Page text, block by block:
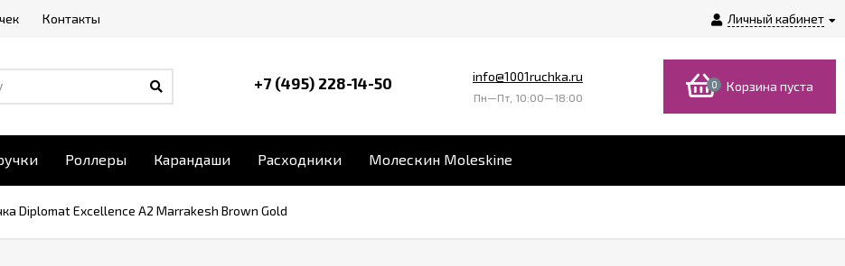
Личный кабинет
Контакты
+7 (495) 228-14-50 info@1001ruchka.ru
Пн—Пт, 10:00—18:00
0 Корзина пуста
Роллеры Карандаши Расходники Молескин Moleskine
Diplomat Excellence A2 Marrakesh Brown Gold